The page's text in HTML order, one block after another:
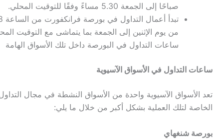
صباحًا إلى الجمعة 5.30 مساءً وفقًا للتوقيت المحلي.
من يوم الإثنين إلى الجمعة بما يتماشى مع التوقيت
ساعات التداول في البورصة داخل تلك الأسواق الهامة
ساعات التداول في الأسواق الآسيوية
تعد الأسواق الآسيوية واحدة من الأسواق النشطة في مجال
الخاصة لتلك العملية بشكل أكبر من خلال ما يلي:
بورصة شنغهاي